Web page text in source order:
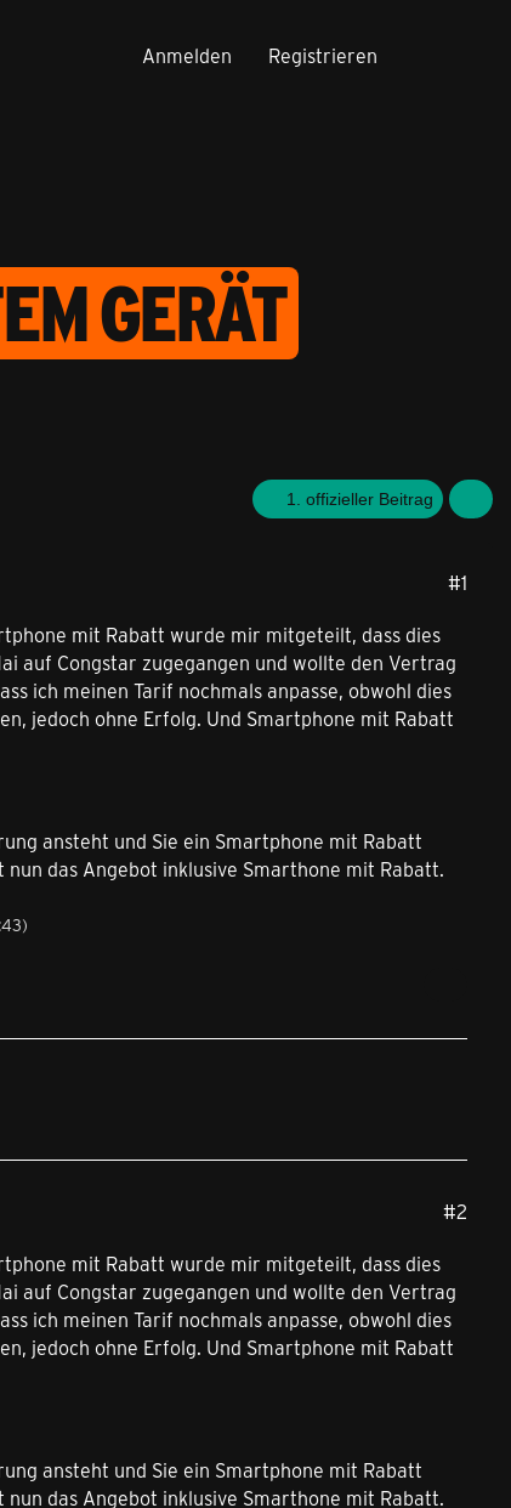
Anmelden Registrieren
GERÄT
1. offizieller Beitrag
#1
mit Rabatt wurde mir mitgeteilt, dass dies
auf Congstar zugegangen und wollte den Vertrag
ich meinen Tarif nochmals anpasse, obwohl dies
jedoch ohne Erfolg. Und Smartphone mit Rabatt
ansteht und Sie ein Smartphone mit Rabatt
das Angebot inklusive Smarthone mit Rabatt.
)
#2
mit Rabatt wurde mir mitgeteilt, dass dies
auf Congstar zugegangen und wollte den Vertrag
ich meinen Tarif nochmals anpasse, obwohl dies
jedoch ohne Erfolg. Und Smartphone mit Rabatt
ansteht und Sie ein Smartphone mit Rabatt
das Angebot inklusive Smarthone mit Rabatt.